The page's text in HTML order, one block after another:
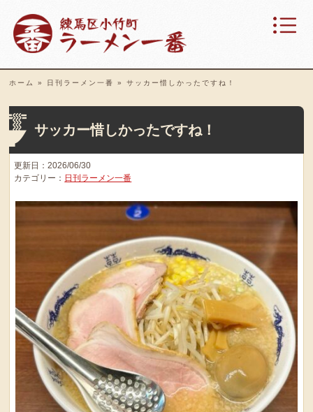
ホーム » 日刊ラーメン一番 » サッカー惜しかったですね！
サッカー惜しかったですね！
更新日：2026/06/30
カテゴリー： 日刊ラーメン一番